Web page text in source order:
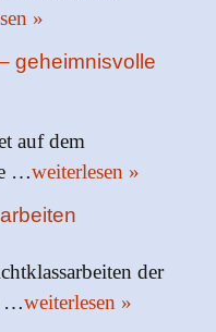
»
geheimnisvolle
auf dem
…weiterlesen »
der
…weiterlesen »